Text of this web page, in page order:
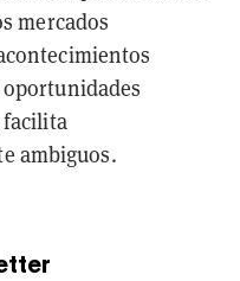
mercados
facilita
ambiguos.